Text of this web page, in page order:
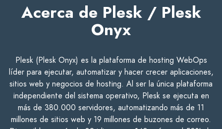
Acerca de Plesk / Plesk
Onyx
Plesk (Plesk Onyx) es la plataforma de hosting WebOps
líder para ejecutar, automatizar y hacer crecer aplicaciones,
sitios web y negocios de hosting. Al ser la única plataforma
independiente del sistema operativo, Plesk se ejecuta en
más de 380.000 servidores, automatizando más de 11
millones de sitios web y 19 millones de buzones de correo.